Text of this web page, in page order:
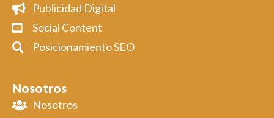
Publicidad Digital
Social Content
Posicionamiento SEO
Nosotros
Nosotros